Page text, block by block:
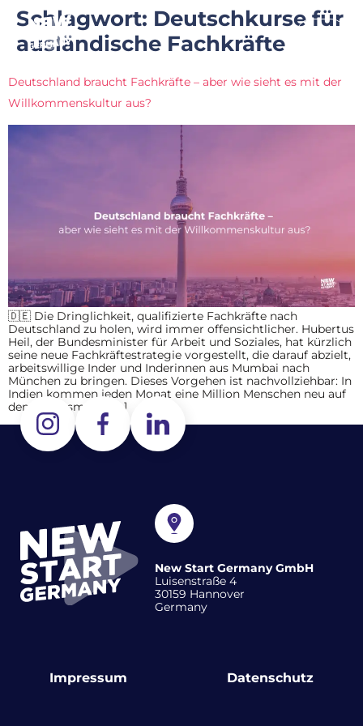
Schlagwort: Deutschkurse für
ausländische Fachkräfte
Deutschland braucht Fachkräfte – aber wie sieht es mit der
Willkommenskultur aus?
🇩🇪 Die Dringlichkeit, qualifizierte Fachkräfte nach
Deutschland zu holen, wird immer offensichtlicher. Hubertus
Heil, der Bundesminister für Arbeit und Soziales, hat kürzlich
seine neue Fachkräftestrategie vorgestellt, die darauf abzielt,
arbeitswillige Inder und Inderinnen aus Mumbai nach
München zu bringen. Dieses Vorgehen ist nachvollziehbar: In
Indien kommen jeden Monat eine Million Menschen neu auf
den Arbeitsmarkt, […]
New Start Germany GmbH
Luisenstraße 4
30159 Hannover
Germany
Impressum Datenschutz